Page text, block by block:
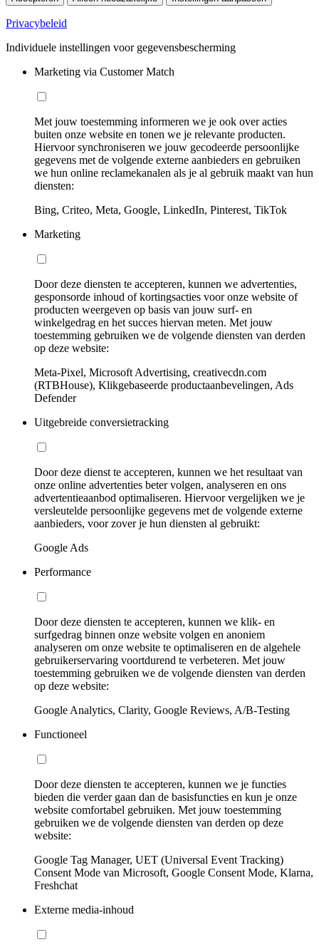
Privacybeleid
Individuele instellingen voor gegevensbescherming
Marketing via Customer Match
Met jouw toestemming informeren we je ook over acties
buiten onze website en tonen we je relevante producten.
Hiervoor synchroniseren we jouw gecodeerde persoonlijke
gegevens met de volgende externe aanbieders en gebruiken
we hun online reclamekanalen als je al gebruik maakt van hun
diensten:
Bing, Criteo, Meta, Google, LinkedIn, Pinterest, TikTok
Marketing
Door deze diensten te accepteren, kunnen we advertenties,
gesponsorde inhoud of kortingsacties voor onze website of
producten weergeven op basis van jouw surf- en
winkelgedrag en het succes hiervan meten. Met jouw
toestemming gebruiken we de volgende diensten van derden
op deze website:
Meta-Pixel, Microsoft Advertising, creativecdn.com
(RTBHouse), Klikgebaseerde productaanbevelingen, Ads
Defender
Uitgebreide conversietracking
Door deze dienst te accepteren, kunnen we het resultaat van
onze online advertenties beter volgen, analyseren en ons
advertentieaanbod optimaliseren. Hiervoor vergelijken we je
versleutelde persoonlijke gegevens met de volgende externe
aanbieders, voor zover je hun diensten al gebruikt:
Google Ads
Performance
Door deze diensten te accepteren, kunnen we klik- en
surfgedrag binnen onze website volgen en anoniem
analyseren om onze website te optimaliseren en de algehele
gebruikerservaring voortdurend te verbeteren. Met jouw
toestemming gebruiken we de volgende diensten van derden
op deze website:
Google Analytics, Clarity, Google Reviews, A/B-Testing
Functioneel
Door deze diensten te accepteren, kunnen we je functies
bieden die verder gaan dan de basisfuncties en kun je onze
website comfortabel gebruiken. Met jouw toestemming
gebruiken we de volgende diensten van derden op deze
website:
Google Tag Manager, UET (Universal Event Tracking)
Consent Mode van Microsoft, Google Consent Mode, Klarna,
Freshchat
Externe media-inhoud